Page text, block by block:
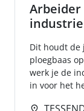
Dit houdt de
ploegbaas
werk je de
in voor het